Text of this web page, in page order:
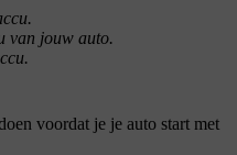
van jouw auto.
voordat je je auto start met